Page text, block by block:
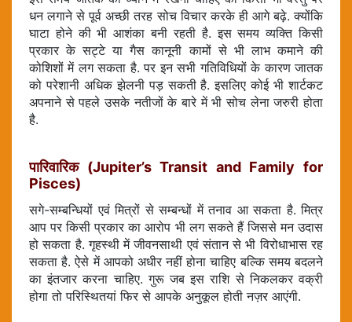
धन लगाने से पूर्व अच्छी तरह सोच विचार करके ही आगे बढ़े. क्योंकि
घाटा होने की भी आशंका बनी रहती है. इस समय व्यक्ति किसी
प्रकार के सट्टे या गैस कानूनी कामों से भी लाभ कमाने की
कोशिशों में लग सकता है. पर इन सभी गतिविधियों के कारण जातक
को परेशानी अधिक झेलनी पड़ सकती है. इसलिए कोई भी शार्टकट
अपनाने से पहले उसके नतीजों के बारे में भी सोच लेना जरुरी होता
है.
पारिवारिक (Jupiter’s Transit and Family for
Pisces)
सगे-सम्बन्धियों एवं मित्रों से सम्बन्धों में तनाव आ सकता है. मित्र
आप पर किसी प्रकार का आरोप भी लग सकते हैं जिससे मन उदास
हो सकता है. गृहस्थी में जीवनसाथी एवं संतान से भी विरोधाभास रह
सकता है. ऐसे में आपको अधीर नहीं होना चाहिए बल्कि समय बदलने
का इंतजार करना चाहिए. गुरू जब इस राशि से निकलकर वक्री
होगा तो परिस्थितयां फिर से आपके अनुकूल होती नज़र आएंगी.